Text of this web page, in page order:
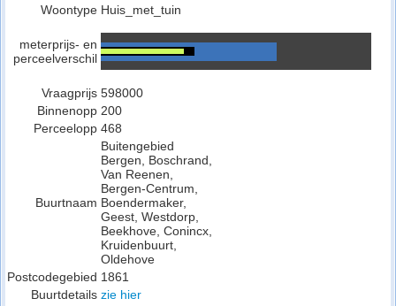
Woontype Huis_met_tuin
meterprijs- en
perceelverschil
Vraagprijs 598000
Binnenopp 200
Perceelopp 468
Buurtnaam
Buitengebied
Bergen, Boschrand,
Van Reenen,
Bergen-Centrum,
Boendermaker,
Geest, Westdorp,
Beekhove, Conincx,
Kruidenbuurt,
Oldehove
Postcodegebied 1861
Buurtdetails zie hier